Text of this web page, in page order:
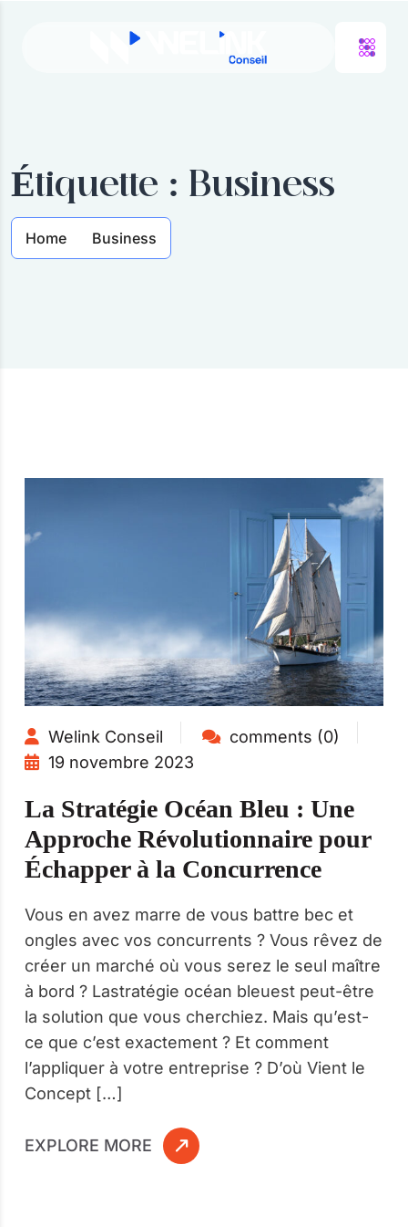
Étiquette : Business
Home Business
Welink Conseil
comments (0)
19 novembre 2023
La Stratégie Océan Bleu : Une
Approche Révolutionnaire pour
Échapper à la Concurrence
Vous en avez marre de vous battre bec et
ongles avec vos concurrents ? Vous rêvez de
créer un marché où vous serez le seul maître
à bord ? Lastratégie océan bleuest peut-être
la solution que vous cherchiez. Mais qu’est-
ce que c’est exactement ? Et comment
l’appliquer à votre entreprise ? D’où Vient le
Concept […]
EXPLORE MORE